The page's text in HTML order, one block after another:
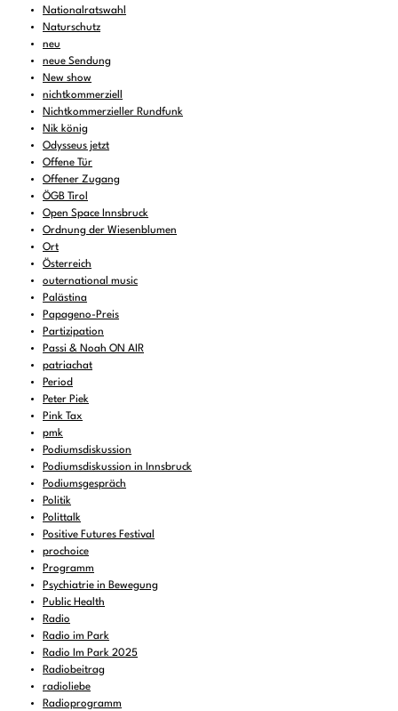
Nationalratswahl
Naturschutz
neu
neue Sendung
New show
nichtkommerziell
Nichtkommerzieller Rundfunk
Nik könig
Odysseus jetzt
Offene Tür
Offener Zugang
ÖGB Tirol
Open Space Innsbruck
Ordnung der Wiesenblumen
Ort
Österreich
outernational music
Palästina
Papageno-Preis
Partizipation
Passi & Noah ON AIR
patriachat
Period
Peter Piek
Pink Tax
pmk
Podiumsdiskussion
Podiumsdiskussion in Innsbruck
Podiumsgespräch
Politik
Polittalk
Positive Futures Festival
prochoice
Programm
Psychiatrie in Bewegung
Public Health
Radio
Radio im Park
Radio Im Park 2025
Radiobeitrag
radioliebe
Radioprogramm